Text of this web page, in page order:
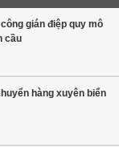
gián điệp quy mô
cầu
hàng xuyên biển